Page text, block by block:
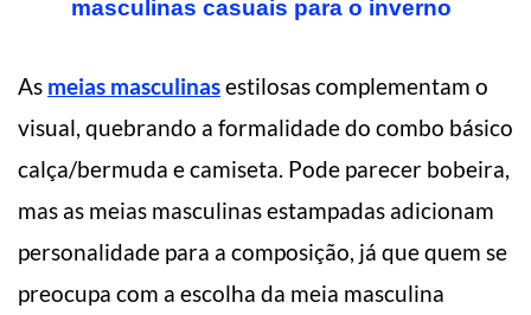
masculinas casuais para o inverno
As meias masculinasestilosas complementam o
visual, quebrando a formalidade do combo básico
calça/bermuda e camiseta. Pode parecer bobeira,
mas as meias masculinas estampadas adicionam
personalidade para a composição, já que quem se
preocupa com a escolha da meia masculina